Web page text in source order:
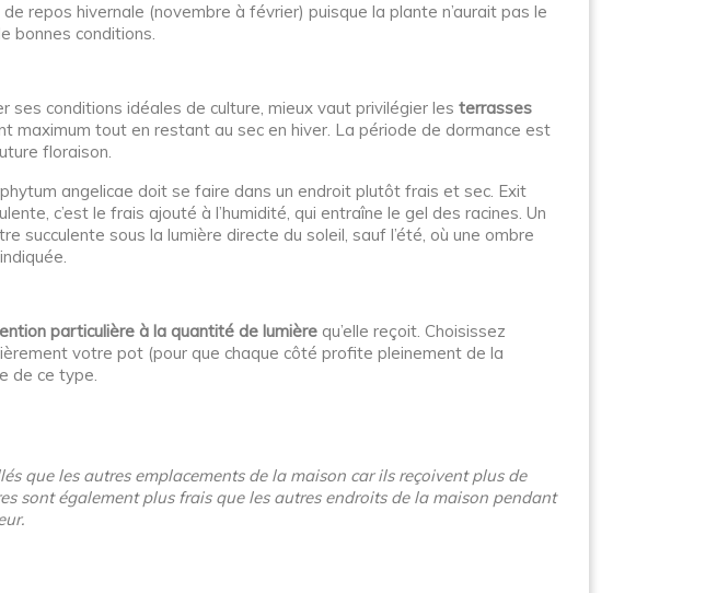
repos hivernale (novembre à février) puisque la plante n’aurait pas le
bonnes conditions.
conditions idéales de culture, mieux vaut privilégier les terrasses
maximum tout en restant au sec en hiver. La période de dormance est
floraison.
angelicae doit se faire dans un endroit plutôt frais et sec. Exit
c’est le frais ajouté à l’humidité, qui entraîne le gel des racines. Un
sous la lumière directe du soleil, sauf l’été, où une ombre
particulière à la quantité de lumière qu’elle reçoit. Choisissez
votre pot (pour que chaque côté profite pleinement de la
de ce type.
que les autres emplacements de la maison car ils reçoivent plus de
sont également plus frais que les autres endroits de la maison pendant